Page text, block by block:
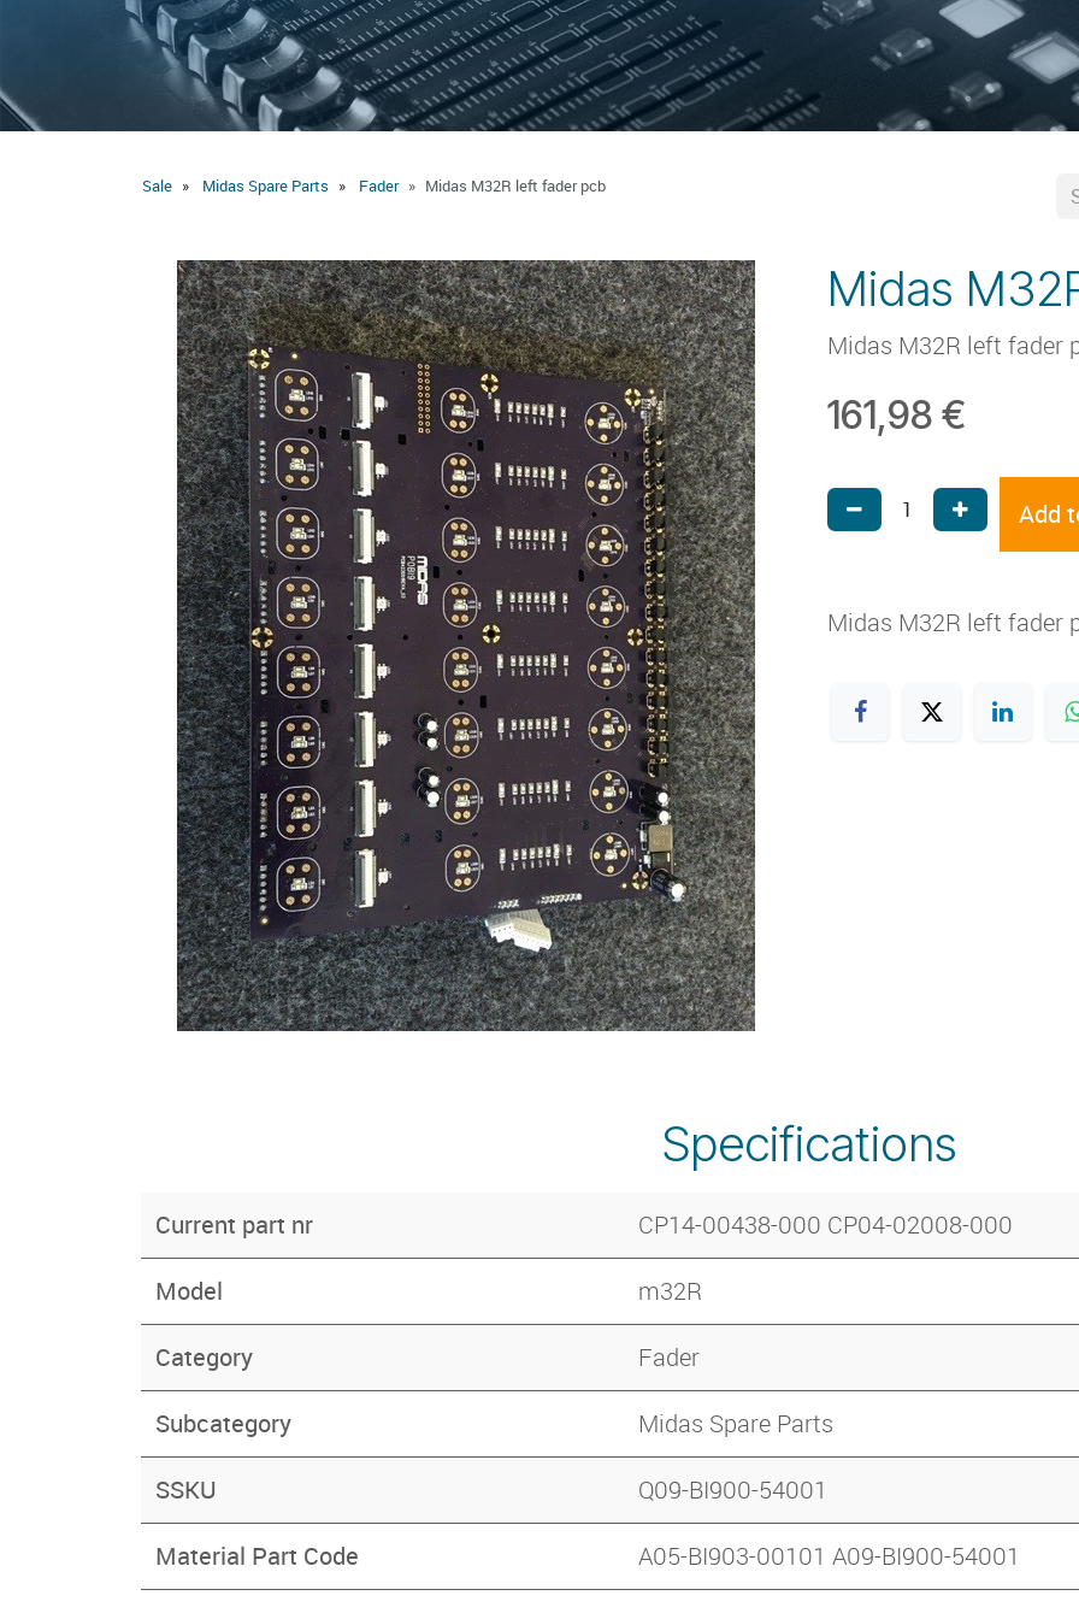
Sale Midas Spare Parts Fader Midas M32R left fader pcb
Midas
Midas M32R left fader
161,98 €
Add
Midas M32R left fader
Specifications
Current part nr CP14-00438-000 CP04-02008-000
Model m32R
Category Fader
Subcategory Midas Spare Parts
SSKU Q09-BI900-54001
Material Part Code A05-BI903-00101 A09-BI900-54001